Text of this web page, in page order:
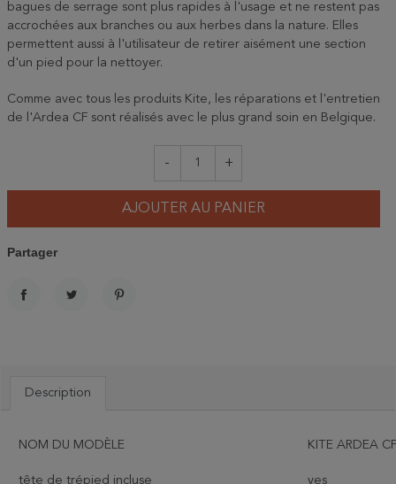
bagues de serrage sont plus rapides à l'usage et ne restent pas
accrochées aux branches ou aux herbes dans la nature. Elles
permettent aussi à l'utilisateur de retirer aisément une section
d'un pied pour la nettoyer.
Comme avec tous les produits Kite, les réparations et l'entretien
de l'Ardea CF sont réalisés avec le plus grand soin en Belgique.
- +
AJOUTER AU PANIER
Partager
Description
NOM DU MODÈLE KITE ARDEA
tête de trépied incluse yes